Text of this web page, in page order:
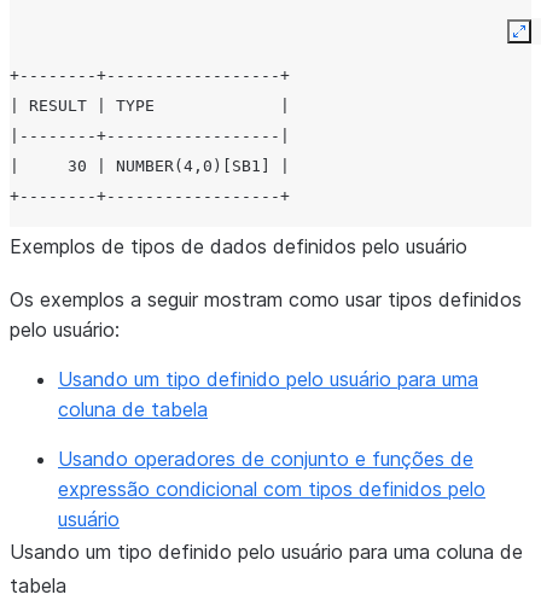
+--------+------------------+
| RESULT | TYPE             |
|--------+------------------|
|     30 | NUMBER(4,0)[SB1] |
+--------+------------------+
Exemplos de tipos de dados definidos pelo usuário
Os exemplos a seguir mostram como usar tipos definidos
pelo usuário:
Usando um tipo definido pelo usuário para uma
coluna de tabela
Usando operadores de conjunto e funções de
expressão condicional com tipos definidos pelo
usuário
Usando um tipo definido pelo usuário para uma coluna de
tabela